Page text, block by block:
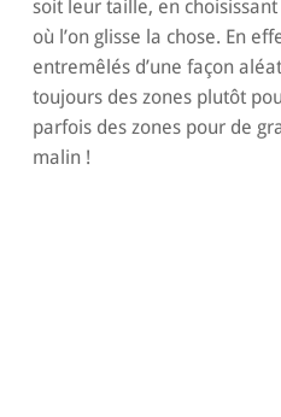
soit leur taille, en
où l’on glisse la chose. En
entremêlés d’une façon
toujours des zones plutôt
parfois des zones pour de
malin !